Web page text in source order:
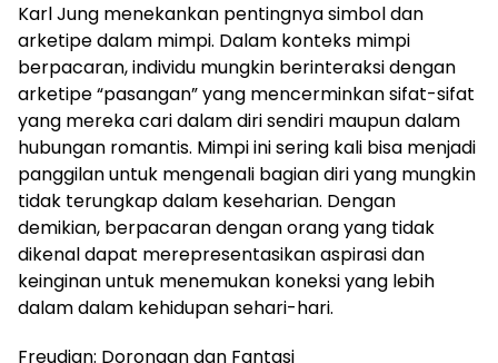
Karl Jung menekankan pentingnya simbol dan
arketipe dalam mimpi. Dalam konteks mimpi
berpacaran, individu mungkin berinteraksi dengan
arketipe “pasangan” yang mencerminkan sifat-sifat
yang mereka cari dalam diri sendiri maupun dalam
hubungan romantis. Mimpi ini sering kali bisa menjadi
panggilan untuk mengenali bagian diri yang mungkin
tidak terungkap dalam keseharian. Dengan
demikian, berpacaran dengan orang yang tidak
dikenal dapat merepresentasikan aspirasi dan
keinginan untuk menemukan koneksi yang lebih
dalam dalam kehidupan sehari-hari.
Freudian: Dorongan dan Fantasi